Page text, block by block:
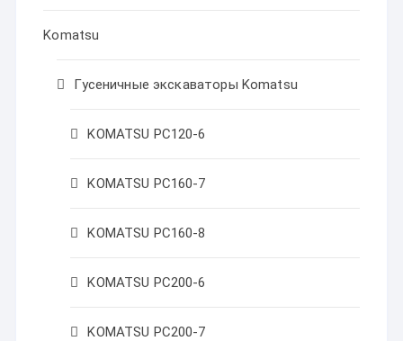
Komatsu
Гусеничные экскаваторы Komatsu
KOMATSU PC120-6
KOMATSU PC160-7
KOMATSU PC160-8
KOMATSU PC200-6
KOMATSU PC200-7